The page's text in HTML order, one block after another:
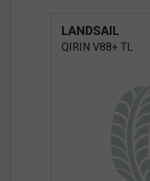
LANDSAIL
QIRIN V88+ TL